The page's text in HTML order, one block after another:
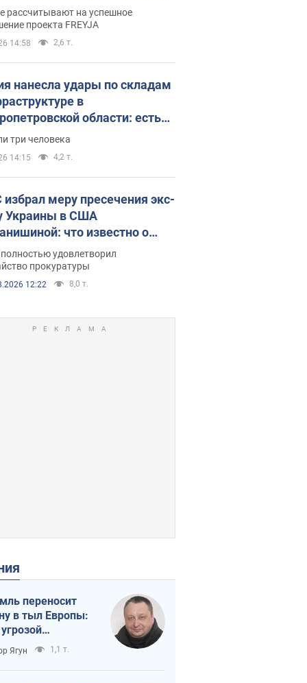
FREYJA: какие
готовятся
рассчитывают на успешное
проекта FREYJA
14:58 2,6 т.
нанесла удары по складам
в
области: есть
и раненые. Фото
три человека
14:15 4,2 т.
меру пресечения экс-
Украины в США
что известно о
удовлетворил
прокуратуры
12:22 8,0 т.
переносит
в тыл Европы:
Ягун 1,1 т.